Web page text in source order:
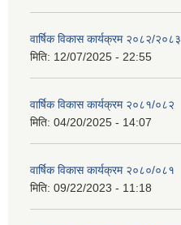
वार्षिक विकास कार्यक्रम २०८२/२०८३
मिति: 12/07/2025 - 22:55
वार्षिक विकास कार्यक्रम २०८१/०८२
मिति: 04/20/2025 - 14:07
वार्षिक विकास कार्यक्रम २०८०/०८१
मिति: 09/22/2023 - 11:18